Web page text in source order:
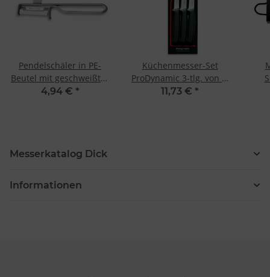
Pendelschäler in PE-
Beutel mit geschweißter
Klinge von F. Dick
4,94 € *
Küchenmesser-Set
ProDynamic 3-tlg. von F.
Dick
11,73 € *
Messerkatalog Dick
Informationen